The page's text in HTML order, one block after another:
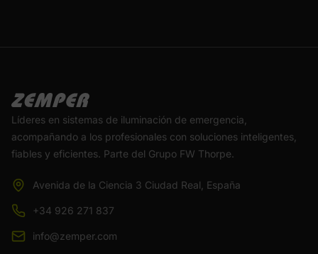
Líderes en sistemas de iluminación de emergencia,
acompañando a los profesionales con soluciones inteligentes,
fiables y eficientes. Parte del Grupo FW Thorpe.
Avenida de la Ciencia 3 Ciudad Real, España
+34 926 271 837
info@zemper.com